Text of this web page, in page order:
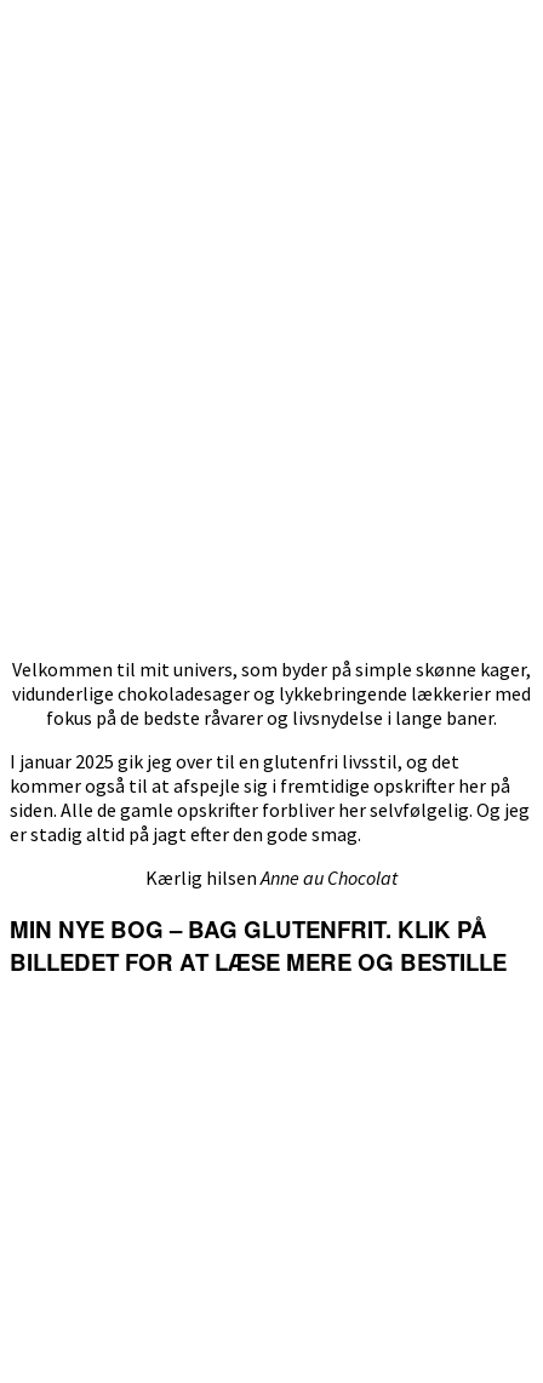
Velkommen til mit univers, som byder på simple skønne kager,
vidunderlige chokoladesager og lykkebringende lækkerier med
fokus på de bedste råvarer og livsnydelse i lange baner.
I januar 2025 gik jeg over til en glutenfri livsstil, og det
kommer også til at afspejle sig i fremtidige opskrifter her på
siden. Alle de gamle opskrifter forbliver her selvfølgelig. Og jeg
er stadig altid på jagt efter den gode smag.
Kærlig hilsenAnne au Chocolat
MIN NYE BOG – BAG GLUTENFRIT. KLIK PÅ
BILLEDET FOR AT LÆSE MERE OG BESTILLE